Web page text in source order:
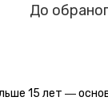
До
15 лет ―